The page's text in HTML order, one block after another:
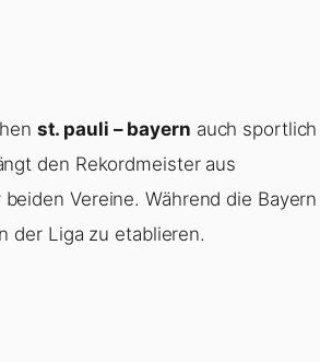
st. pauli – bayern auch sportlich
den Rekordmeister aus
Vereine. Während die Bayern
der Liga zu etablieren.